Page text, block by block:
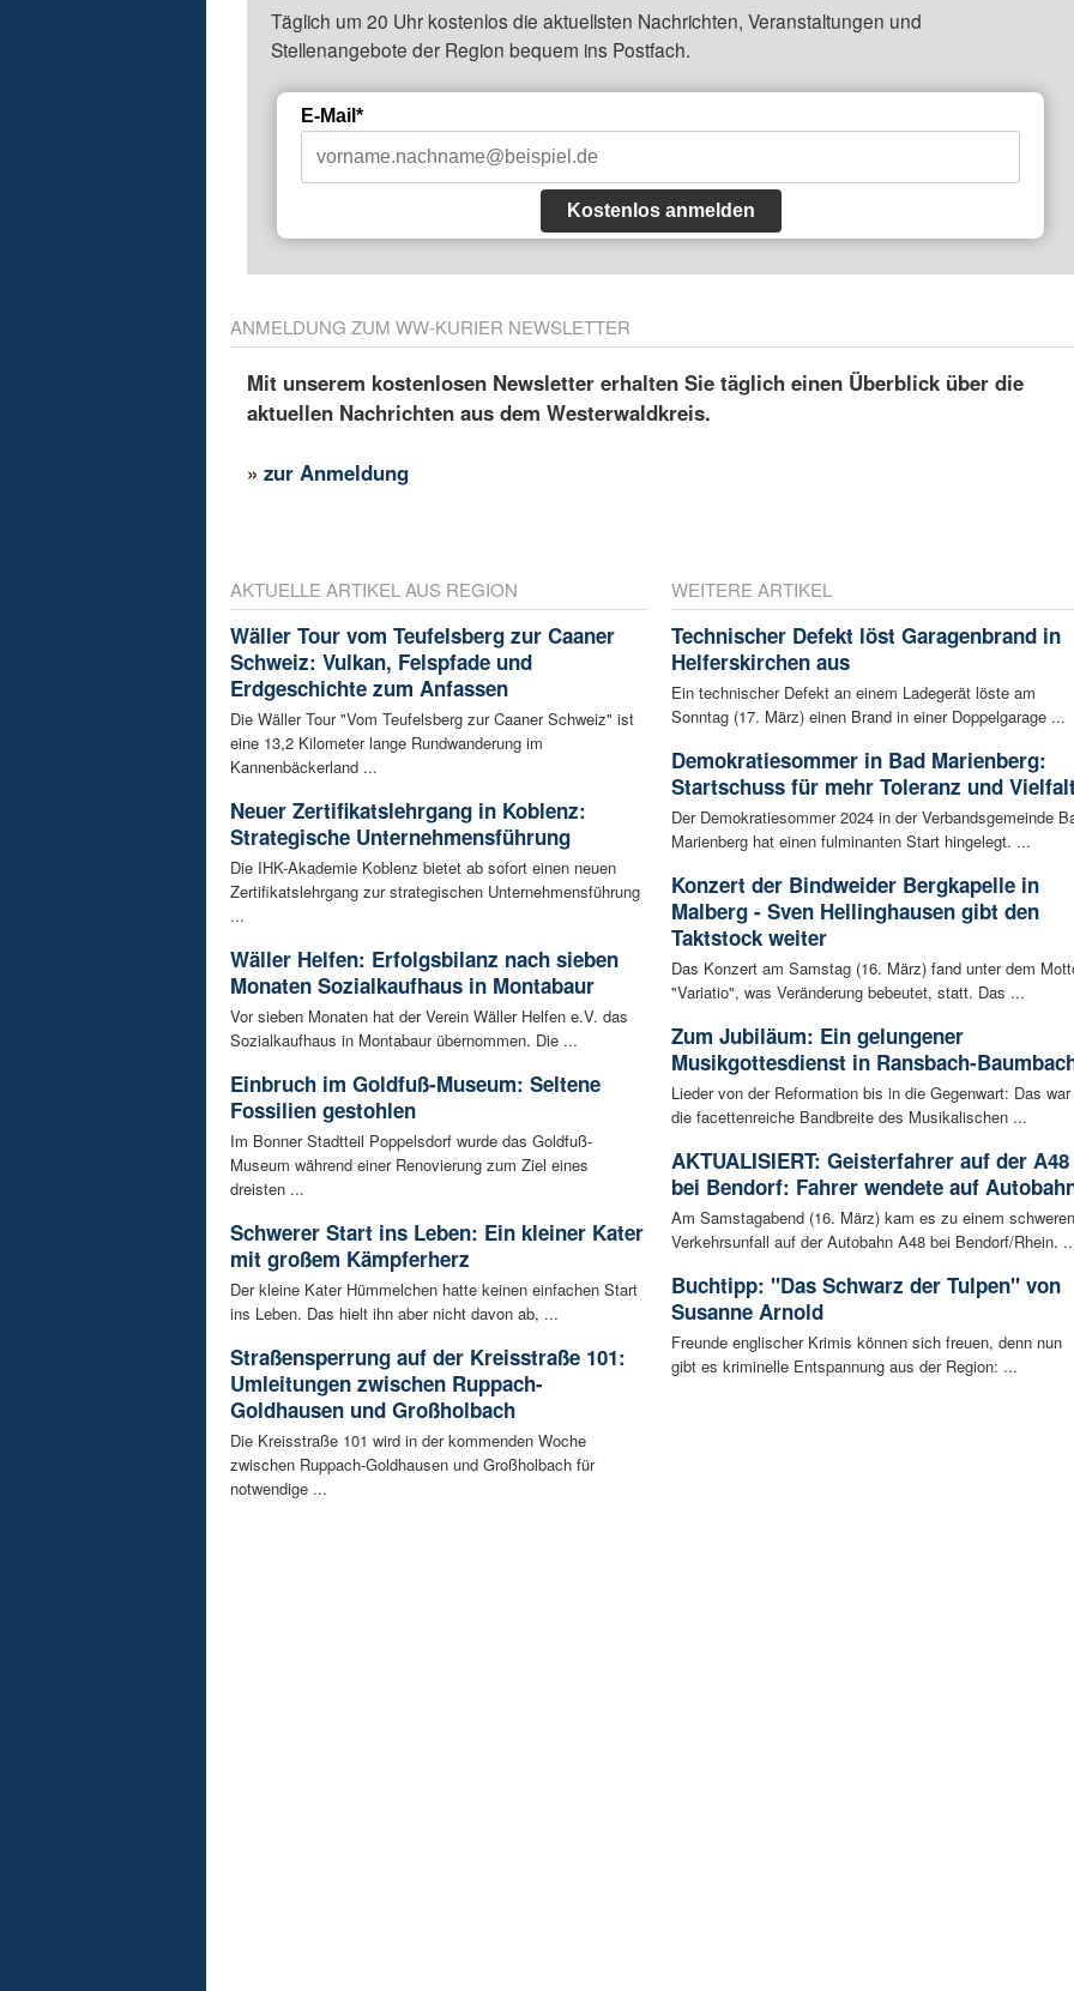
Täglich um 20 Uhr kostenlos die aktuellsten Nachrichten, Veranstaltungen und
Stellenangebote der Region bequem ins Postfach.
E-Mail*
Kostenlos anmelden
ANMELDUNG ZUM WW-KURIER NEWSLETTER
Mit unserem kostenlosen Newsletter erhalten Sie täglich einen Überblick über die
aktuellen Nachrichten aus dem Westerwaldkreis.
»zur Anmeldung
AKTUELLE ARTIKEL AUS REGION
Wäller Tour vom Teufelsberg zur Caaner
Schweiz: Vulkan, Felspfade und
Erdgeschichte zum Anfassen
Die Wäller Tour "Vom Teufelsberg zur Caaner Schweiz" ist
eine 13,2 Kilometer lange Rundwanderung im
Kannenbäckerland ...
Neuer Zertifikatslehrgang in Koblenz:
Strategische Unternehmensführung
Die IHK-Akademie Koblenz bietet ab sofort einen neuen
Zertifikatslehrgang zur strategischen Unternehmensführung
...
Wäller Helfen: Erfolgsbilanz nach sieben
Monaten Sozialkaufhaus in Montabaur
Vor sieben Monaten hat der Verein Wäller Helfen e.V. das
Sozialkaufhaus in Montabaur übernommen. Die ...
Einbruch im Goldfuß-Museum: Seltene
Fossilien gestohlen
Im Bonner Stadtteil Poppelsdorf wurde das Goldfuß-
Museum während einer Renovierung zum Ziel eines
dreisten ...
Schwerer Start ins Leben: Ein kleiner Kater
mit großem Kämpferherz
Der kleine Kater Hümmelchen hatte keinen einfachen Start
ins Leben. Das hielt ihn aber nicht davon ab, ...
Straßensperrung auf der Kreisstraße 101:
Umleitungen zwischen Ruppach-
Goldhausen und Großholbach
Die Kreisstraße 101 wird in der kommenden Woche
zwischen Ruppach-Goldhausen und Großholbach für
notwendige ...
WEITERE ARTIKEL
Technischer Defekt löst Garagenbrand in
Helferskirchen aus
Ein technischer Defekt an einem Ladegerät löste am
Sonntag (17. März) einen Brand in einer Doppelgarage ...
Demokratiesommer in Bad Marienberg:
Startschuss für mehr Toleranz und
Der Demokratiesommer 2024 in der Verbandsgemeinde
Marienberg hat einen fulminanten Start hingelegt. ...
Konzert der Bindweider Bergkapelle in
Malberg - Sven Hellinghausen gibt den
Taktstock weiter
Das Konzert am Samstag (16. März) fand unter dem
"Variatio", was Veränderung bebeutet, statt. Das ...
Zum Jubiläum: Ein gelungener
Musikgottesdienst in Ransbach-
Lieder von der Reformation bis in die Gegenwart: Das war
die facettenreiche Bandbreite des Musikalischen ...
AKTUALISIERT: Geisterfahrer auf der A48
bei Bendorf: Fahrer wendete auf
Am Samstagabend (16. März) kam es zu einem schweren
Verkehrsunfall auf der Autobahn A48 bei Bendorf/Rhein.
Buchtipp: "Das Schwarz der Tulpen" von
Susanne Arnold
Freunde englischer Krimis können sich freuen, denn nun
gibt es kriminelle Entspannung aus der Region: ...